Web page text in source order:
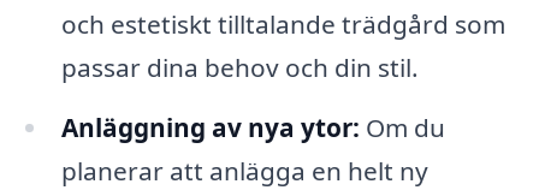
och estetiskt tilltalande trädgård som
passar dina behov och din stil.
Anläggning av nya ytor: Om du
planerar att anlägga en helt ny